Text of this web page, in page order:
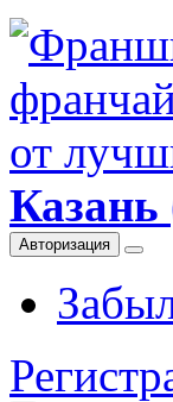
Казань
Авторизация